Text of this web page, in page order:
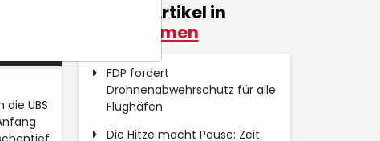
Uhr
UBS
Weitere Artikel in
Unternehmen
FDP fordert
Drohnenabwehrschutz für alle
Flughäfen
Die Hitze macht Pause: Zeit